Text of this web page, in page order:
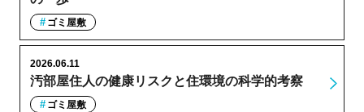
ゴミ屋敷
汚部屋住人の健康リスクと住環境の科学的考察
2026.06.11
ゴミ屋敷